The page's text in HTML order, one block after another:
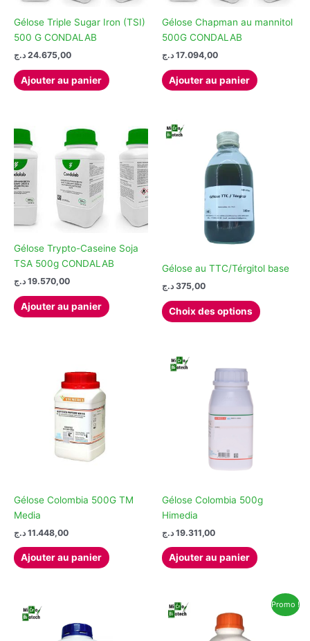
Gélose Triple Sugar Iron (TSI)
500 G CONDALAB
24.675,00 د.ج
Ajouter au panier
Gélose Chapman au mannitol
500G CONDALAB
17.094,00 د.ج
Ajouter au panier
Gélose Trypto-Caseine Soja
TSA 500g CONDALAB
19.570,00 د.ج
Ajouter au panier
Gélose au TTC/Térgitol base
375,00 د.ج
Choix des options
produit
du
Gélose Colombia 500G TM
Media
11.448,00 د.ج
Ajouter au panier
Gélose Colombia 500g
Himedia
19.311,00 د.ج
Ajouter au panier
Promo !